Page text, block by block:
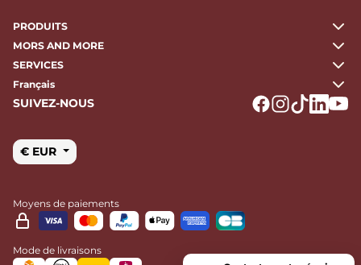
PRODUITS
MORS AND MORE
SERVICES
Français
SUIVEZ-NOUS
€ EUR
Moyens de paiements
Mode de livraisons